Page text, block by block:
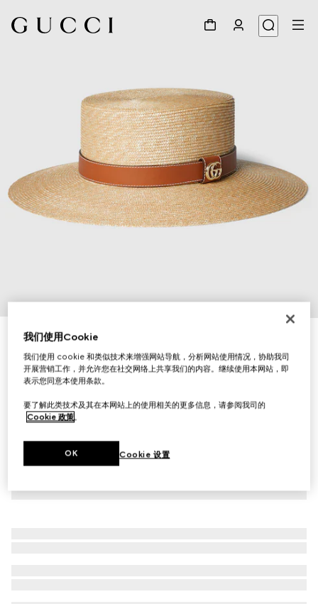
饰皮革细节草编帽
€ 530
我们使用Cookie
我们使用 cookie 和类似技术来增强网站导航，分析网站使用情况，协助我司
开展营销工作，并允许您在社交网络上共享我们的内容。继续使用本网站，即
表示您同意本使用条款。
要了解此类技术及其在本网站上的使用相关的更多信息，请参阅我司的
Cookie 政策。
Cookie 设置
OK